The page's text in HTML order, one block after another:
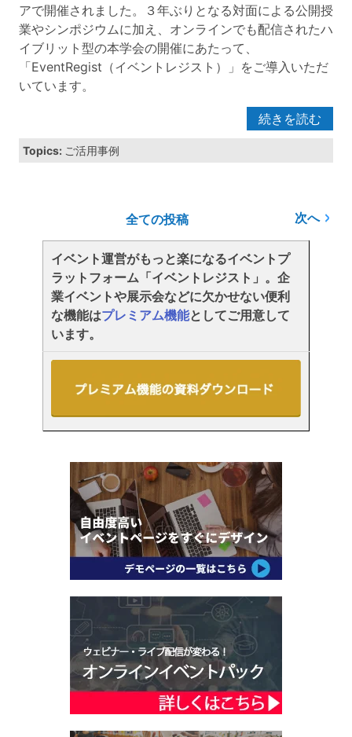
アで開催されました。３年ぶりとなる対面による公開授
業やシンポジウムに加え、オンラインでも配信されたハ
イブリット型の本学会の開催にあたって、
「EventRegist（イベントレジスト）」をご導入いただ
いています。
続きを読む
Topics: ご活用事例
全ての投稿 次へ
イベント運営がもっと楽になるイベントプ
ラットフォーム「イベントレジスト」。企
業イベントや展示会などに欠かせない便利
な機能はプレミアム機能としてご用意して
います。